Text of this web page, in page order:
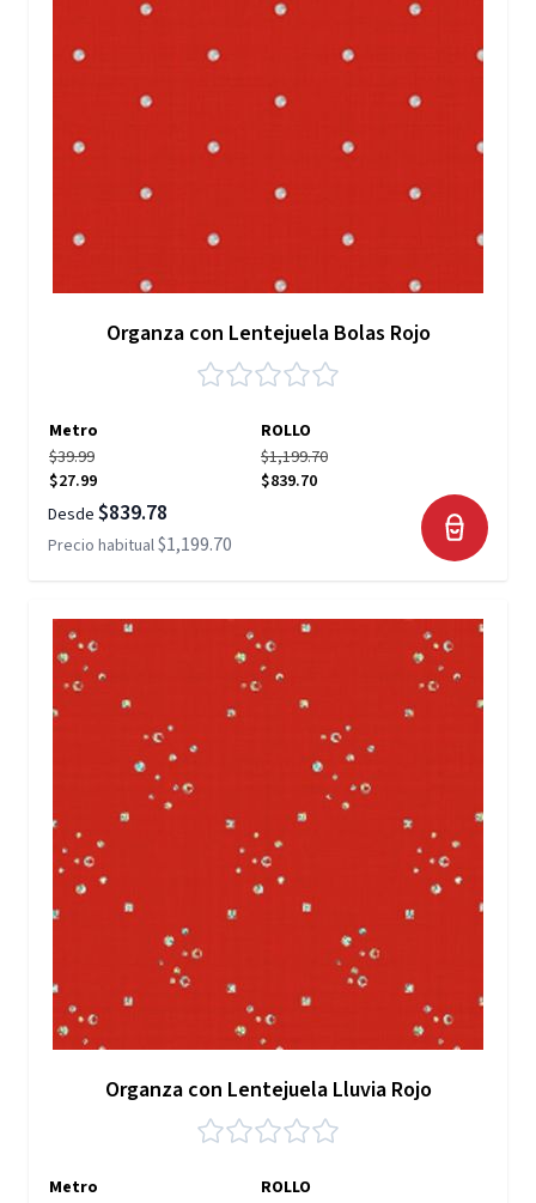
Organza con Lentejuela Bolas Rojo
Metro
ROLLO
$39.99
$27.99
$1,199.70
$839.70
Desde $839.78
Precio habitual$1,199.70
Organza con Lentejuela Lluvia Rojo
Metro
ROLLO